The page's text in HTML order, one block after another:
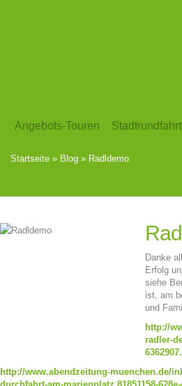
Angebots-Touren
Startseite » Blog » Radldemo
Danke
Erfolg
siehe
ist, am
und
http://
radler-
http://www.abendzeitung-muenchen.de/